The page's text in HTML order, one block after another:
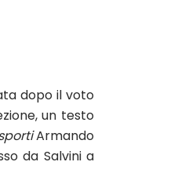
dopo il voto
un testo
Armando
da Salvini a